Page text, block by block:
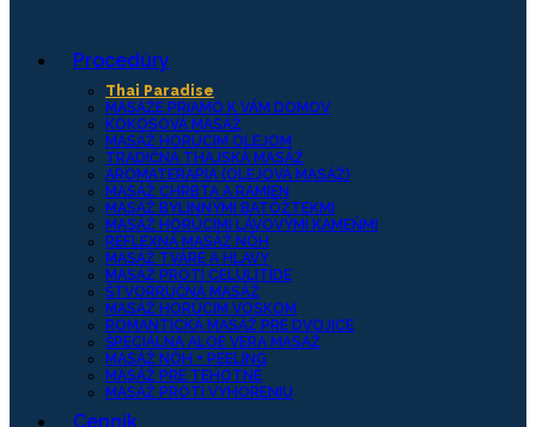
Procedúry
Thai Paradise
MASÁŽE PRIAMO K VÁM DOMOV
KOKOSOVÁ MASÁŽ
MASÁŽ HORÚCIM OLEJOM
TRADIČNÁ THAJSKÁ MASÁŽ
AROMATERAPIA (OLEJOVÁ MASÁŽ)
MASÁŽ CHRBTA A RAMIEN
MASÁŽ BYLINNÝMI BATÔŽTEKMI
MASÁŽ HORÚCIMI LÁVOVÝMI KAMEŇMI
REFLEXNÁ MASÁŽ NÔH
MASÁŽ TVÁRE A HLAVY
MASÁŽ PROTI CELULITÍDE
ŠTVORRUČNÁ MASÁŽ
MASÁŽ HORÚCIM VOSKOM
ROMANTICKÁ MASÁŽ PRE DVOJICE
ŠPECIÁLNA ALOE VERA MASÁŽ
MASÁŽ NÔH + PEELING
MASÁŽ PRE TEHOTNÉ
MASÁŽ PROTI VYHORENIU
Cenník